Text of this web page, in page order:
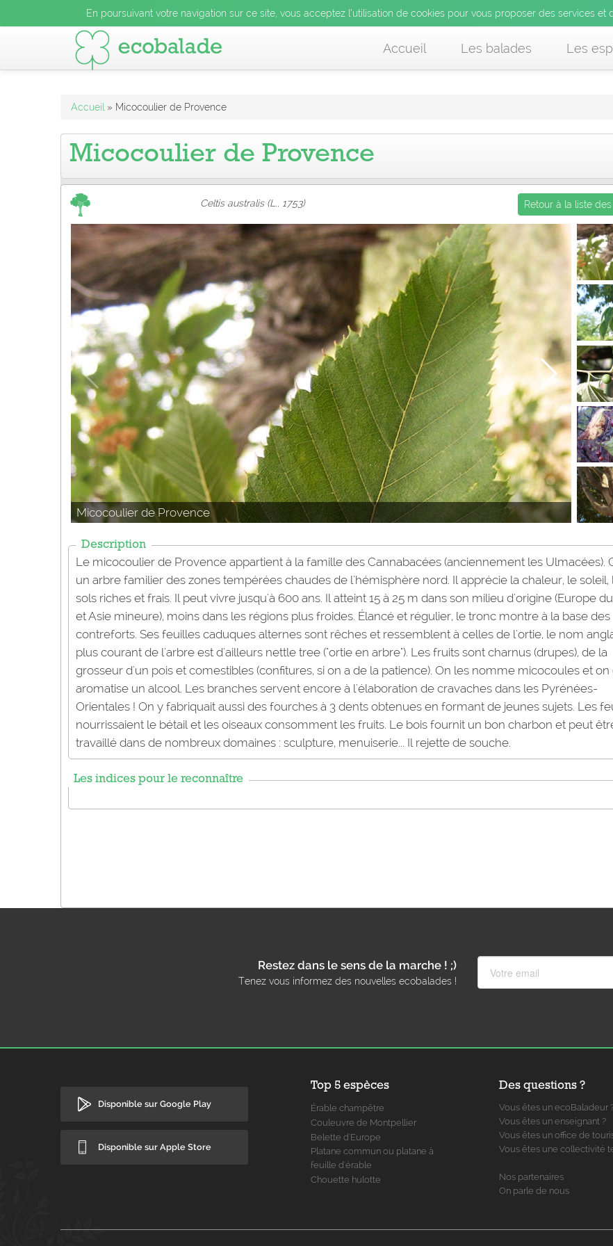
En poursuivant votre navigation sur ce site, vous acceptez l’utilisation de cookies pour vous proposer des
Accueil Les balades Les
En poursuivant votre navigation sur ce site, vous acceptez l’utilisation de cookies pour vous proposer des services et
En poursuivant votre navigation sur ce site, vous acceptez l’utilisation de cookies pour vous proposer des services
Accueil » Micocoulier de Provence
Micocoulier de Provence
Celtis australis (L., 1753) Retour à la liste
Micocoulier de Provence
Description
Le micocoulier de Provence appartient à la famille des Cannabacées (anciennement les Ulmacées).
un arbre familier des zones tempérées chaudes de l'hémisphère nord. Il apprécie la chaleur, le soleil,
sols riches et frais. Il peut vivre jusqu'à 600 ans. Il atteint 15 à 25 m dans son milieu d'origine (Europe
et Asie mineure), moins dans les régions plus froides. Élancé et régulier, le tronc montre à la base des
contreforts. Ses feuilles caduques alternes sont rêches et ressemblent à celles de l'ortie, le nom
plus courant de l'arbre est d'ailleurs nettle tree ("ortie en arbre"). Les fruits sont charnus (drupes), de la
grosseur d'un pois et comestibles (confitures, si on a de la patience). On les nomme micocoules et on
aromatise un alcool. Les branches servent encore à l'élaboration de cravaches dans les Pyrénées-
Orientales ! On y fabriquait aussi des fourches à 3 dents obtenues en formant de jeunes sujets. Les
nourrissaient le bétail et les oiseaux consomment les fruits. Le bois fournit un bon charbon et peut
travaillé dans de nombreux domaines : sculpture, menuiserie... Il rejette de souche.
Les indices pour le reconnaître
Restez dans le sens de la marche ! ;)
Tenez vous informez des nouvelles ecobalades !
Disponible sur Google Play
Disponible sur Apple Store
Top 5 espèces
Érable champêtre
Couleuvre de Montpellier
Belette d'Europe
Platane commun ou platane à
feuille d'érable
Chouette hulotte
Des questions ?
Vous êtes un ecoBaladeur
Vous êtes un enseignant ?
Vous êtes un office de
Vous êtes une collectivité
Nos partenaires
On parle de nous